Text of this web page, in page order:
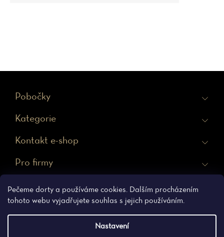
Pečeme dorty a používáme cookies. Dalším procházením
tohoto webu vyjadřujete souhlas s jejich používáním.
Nastavení
Pobočky
Kategorie
Kontakt e-shop
Pro firmy
Ochrana osobních údajů Obchodní podmínky
Vytvořil Shoptet